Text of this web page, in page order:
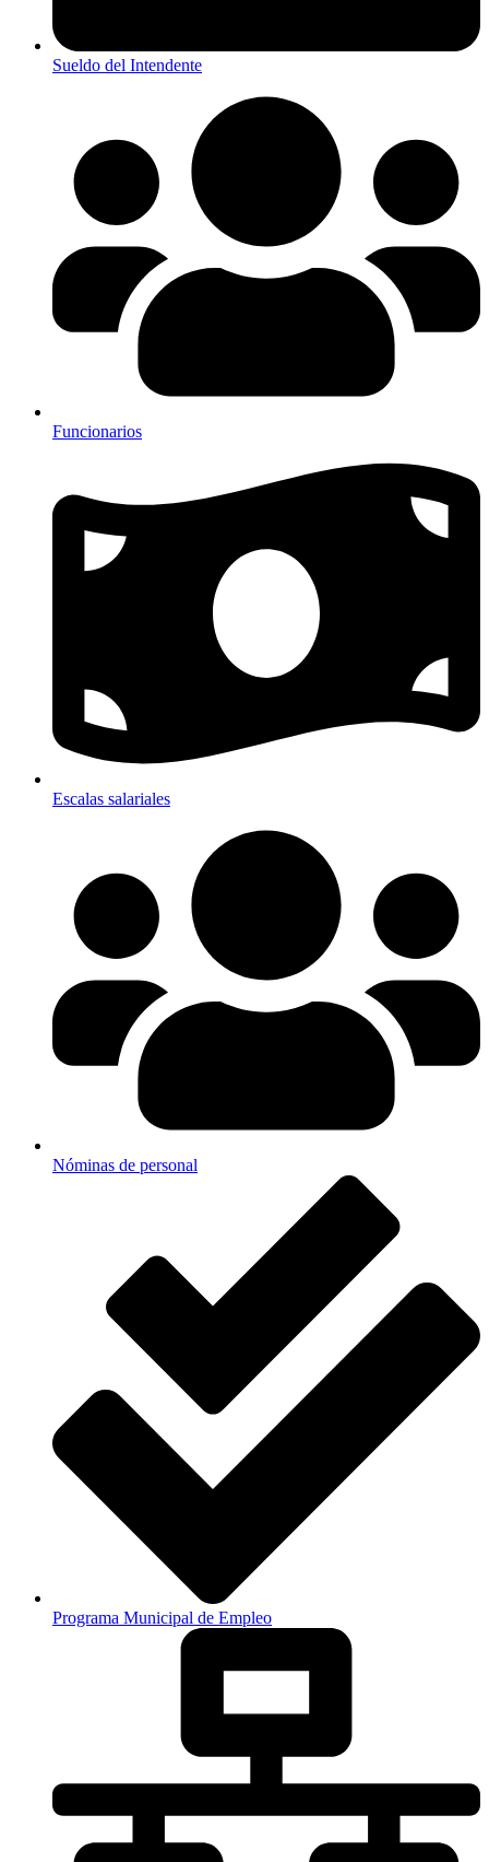
Sueldo del Intendente
Funcionarios
Escalas salariales
Nóminas de personal
Programa Municipal de Empleo